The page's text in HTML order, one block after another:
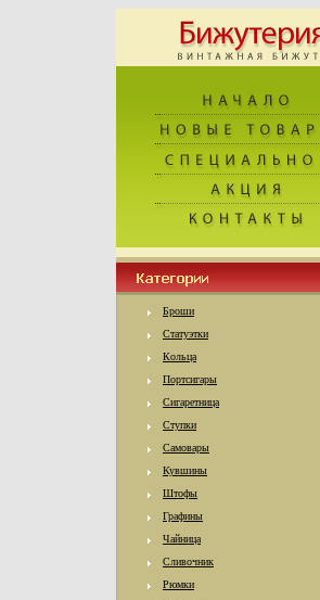
Броши
Статуэтки
Кольца
Портсигары
Сигаретница
Ступки
Самовары
Кувшины
Штофы
Графины
Чайница
Сливочник
Рюмки